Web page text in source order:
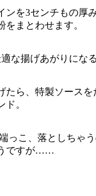
ンを3センチもの厚
をまとわせます。
な揚げあがりにな
たら、特製ソースを
ド。
っこ、落としちゃ
ですが……